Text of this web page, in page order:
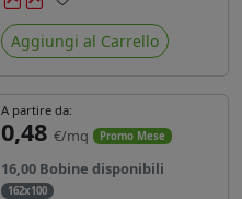
Preferiti
Aggiungi al Carrello
A partire da:
0,48 €/mq Promo Mese
16,00 Bobine disponibili
162x100